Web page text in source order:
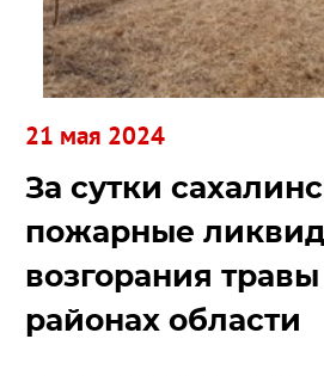
За сутки
пожарные
возгорания
районах области
21 мая 2024